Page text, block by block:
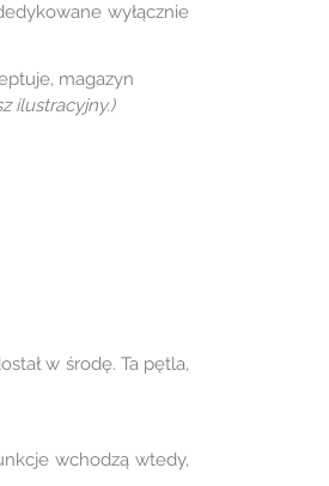
wyłącznie
magazyn
ilustracyjny.)
w środę. Ta pętla,
wchodzą wtedy,